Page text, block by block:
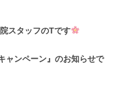
スタッフのTです
ャンペーン』のお知らせで